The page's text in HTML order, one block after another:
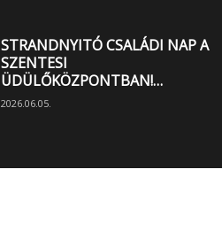
STRANDNYITÓ CSALÁDI NAP A
SZENTESI
ÜDÜLŐKÖZPONTBAN!…
2026.06.05.